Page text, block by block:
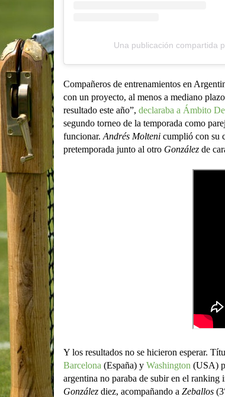
Una publicación compartida
Compañeros de entrenamientos en
con un proyecto, al menos a mediano
resultado este año”, declaraba a Ámbito
segundo torneo de la temporada como
funcionar. Andrés Moltenicumplió con su
pretemporada junto al otro Gonzálezde
Y los resultados no se hicieron esperar.
Barcelona (España) y Washington (USA)
argentina no paraba de subir en el ranking
Gonzálezdiez, acompañando a Zeballos